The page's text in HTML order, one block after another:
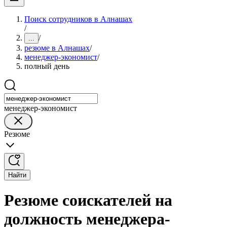
Поиск сотрудников в Алнашах
/
... /
резюме в Алнашах/
менеджер-экономист/
полный день
менеджер-экономист
Резюме
Найти
Резюме соискателей на
должность менеджера-